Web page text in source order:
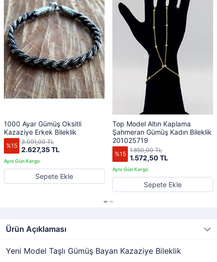
1000 Ayar Gümüş Oksitli
Kazaziye Erkek Bileklik
%15 2.627,35 TL
3.091,00 TL
Sepete Ekle
Top Model Altın Kaplama
Şahmeran Gümüş Kadın Bileklik
201025719
%15 1.572,50 TL
1.850,00 TL
Sepete Ekle
Ürün Açıklaması
Yeni Model Taşlı Gümüş Bayan Kazaziye Bileklik